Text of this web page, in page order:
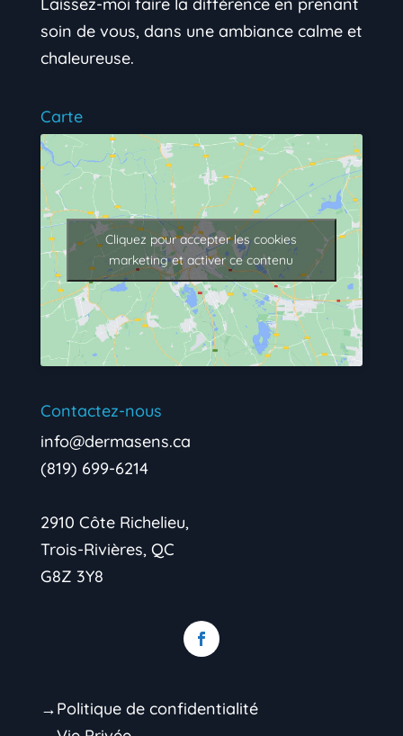
soin de vous, dans une ambiance calme et
chaleureuse.
Carte
Cliquez pour accepter les cookies
marketing et activer ce contenu
Contactez-nous
info@dermasens.ca
(819) 699-6214
2910 Côte Richelieu,
Trois-Rivières, QC
G8Z 3Y8
→Politique de confidentialité